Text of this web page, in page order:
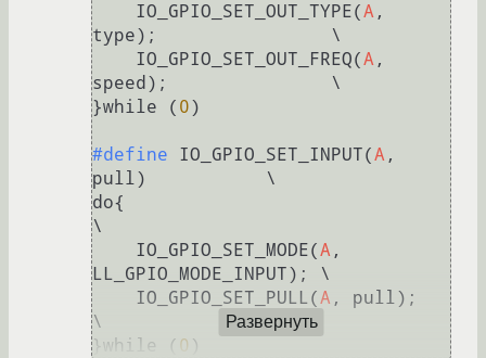
    IO_GPIO_SET_OUT_TYPE(
A ,
type);                \
    IO_GPIO_SET_OUT_FREQ(
A ,
speed);               \
}while ( 0)
#define IO_GPIO_SET_INPUT(A ,
pull)           \
do{
\
    IO_GPIO_SET_MODE(
A ,
LL_GPIO_MODE_INPUT); \
    IO_GPIO_SET_PULL(
A , pull);
\
}while ( 0
Развернуть